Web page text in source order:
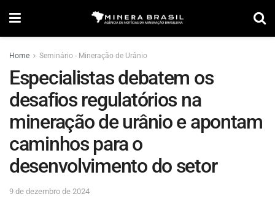
Home Seminário - Mineração de Urânio
Especialistas debatem os
desafios regulatórios na
mineração de urânio e apontam
caminhos para o
desenvolvimento do setor
9 de dezembro de 2024